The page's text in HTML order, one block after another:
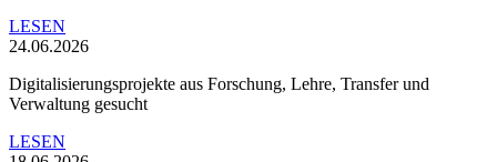
LESEN
24.06.2026
Digitalisierungsprojekte aus Forschung, Lehre, Transfer und
Verwaltung gesucht
LESEN